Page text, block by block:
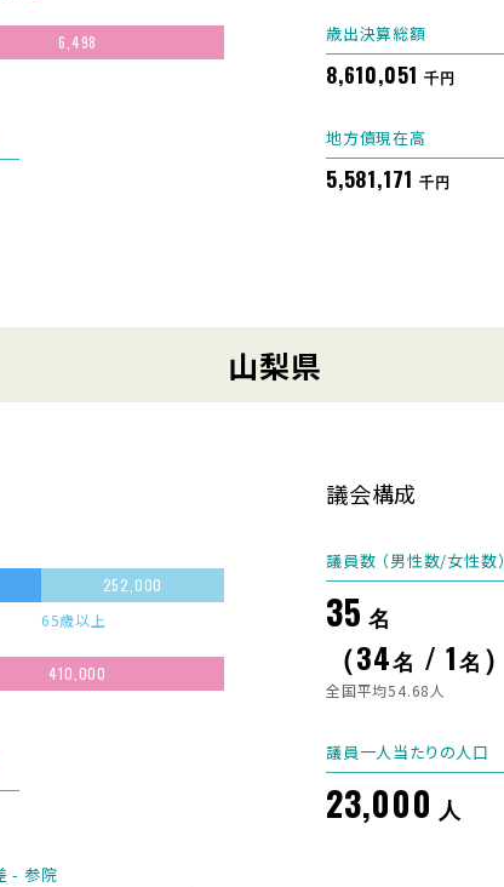
6,498
歳出決算総額
8,610,051 千円
地方債現在高
5,581,171 千円
山梨県
252,000
65歳以上
410,000
- 参院
議会構成
議員数 （男性数/女性数）
35 名
（34名 / 1名 ）
全国平均54.68人
議員一人当たりの人口
23,000 人